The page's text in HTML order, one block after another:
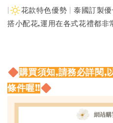
花款特色優勢 | 泰國訂製
搭小配花,運用在各式花禮都非
購買須知,請務必詳閱,
條件喔!!